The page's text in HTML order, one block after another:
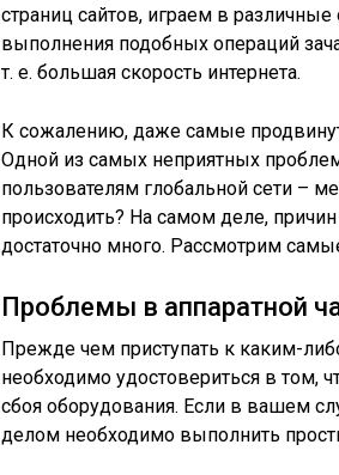
страниц сайтов, играем в
выполнения подобных операций
т. е. большая скорость интернета.
К сожалению, даже самые
Одной из самых неприятных
пользователям глобальной сети –
происходить? На самом деле,
достаточно много. Рассмотрим
Проблемы в аппаратной
Прежде чем приступать к каким-
необходимо удостовериться в том,
сбоя оборудования. Если в вашем
делом необходимо выполнить